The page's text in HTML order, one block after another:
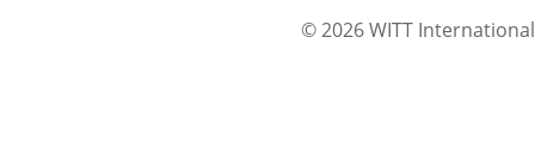
© 2026 WITT International